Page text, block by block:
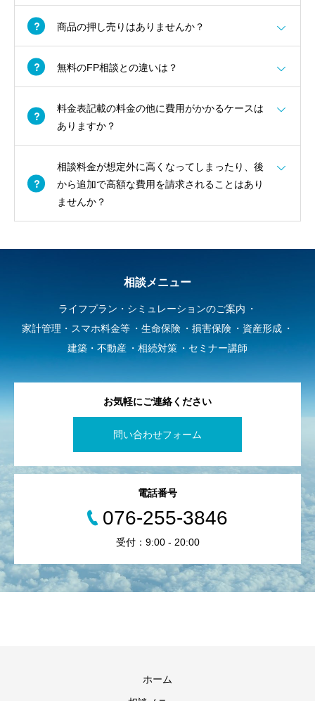
商品の押し売りはありませんか？
無料のFP相談との違いは？
料金表記載の料金の他に費用がかかるケースは
ありますか？
相談料金が想定外に高くなってしまったり、後
から追加で高額な費用を請求されることはあり
ませんか？
相談メニュー
ライフプラン・シミュレーションのご案内
家計管理・スマホ料金等
生命保険 損害保険
資産形成
建築・不動産
相続対策 セミナー講師
お気軽にご連絡ください
問い合わせフォーム
電話番号
076-255-3846
受付：9:00 - 20:00
ホーム